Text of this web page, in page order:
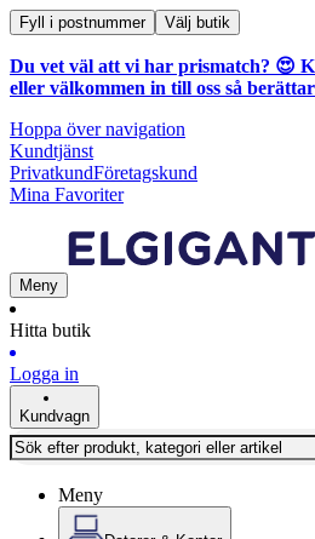
Fyll i postnummer Välj butik
Du vet väl att vi har prismatch? 😍
eller välkommen in till oss så
Hoppa över navigation
Kundtjänst
PrivatkundFöretagskund
Mina Favoriter
Meny
Hitta butik
Logga in
Kundvagn
Meny